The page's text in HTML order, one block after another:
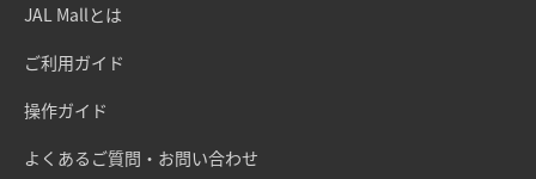
JAL Mallとは
ご利用ガイド
操作ガイド
よくあるご質問・お問い合わせ